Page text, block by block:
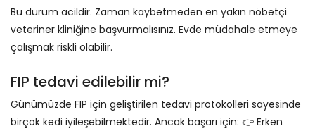
Bu durum acildir. Zaman kaybetmeden en yakın nöbetçi
veteriner kliniğine başvurmalısınız. Evde müdahale etmeye
çalışmak riskli olabilir.
FIP tedavi edilebilir mi?
Günümüzde FIP için geliştirilen tedavi protokolleri sayesinde
birçok kedi iyileşebilmektedir. Ancak başarı için: 👉 Erken